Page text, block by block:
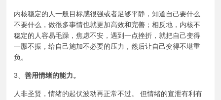
内核稳定的人一般目标感很强或者足够平静，知道自己要什么
不要什么，做很多事情也就更加高效和完善；相反地，内核不
稳定的人容易毛躁，焦虑不安，遇到一点挫折，就把自己变得
一蹶不振，给自己施加不必要的压力，然后让自己变得不堪重
负。
3、善用情绪的能力。
人非圣贤，情绪的起伏波动再正常不过。 但情绪的宣泄有利有